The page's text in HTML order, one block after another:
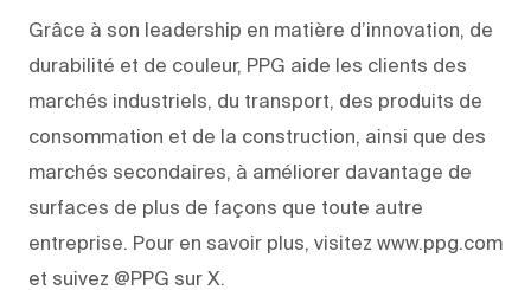
Grâce à son leadership en matière d’innovation, de
durabilité et de couleur, PPG aide les clients des
marchés industriels, du transport, des produits de
consommation et de la construction, ainsi que des
marchés secondaires, à améliorer davantage de
surfaces de plus de façons que toute autre
entreprise. Pour en savoir plus, visitez www.ppg.com
et suivez @PPG sur X.